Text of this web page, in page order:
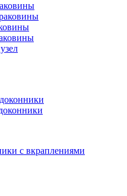
с вкраплениями